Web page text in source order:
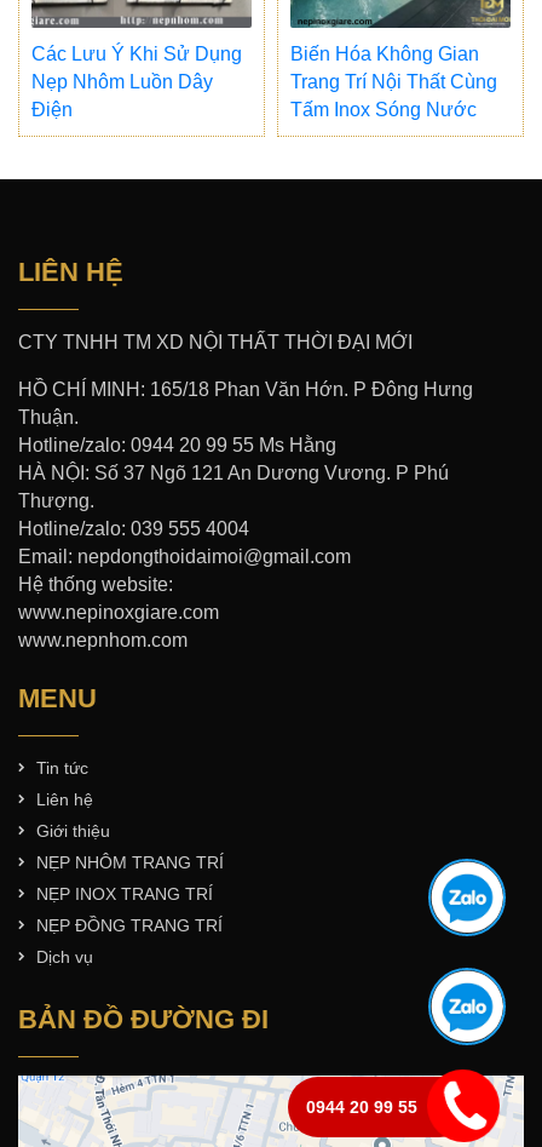
Các Lưu Ý Khi Sử Dụng
Nẹp Nhôm Luồn Dây
Điện
Biến Hóa Không Gian
Trang Trí Nội Thất Cùng
Tấm Inox Sóng Nước
LIÊN HỆ
CTY TNHH TM XD NỘI THẤT THỜI ĐẠI MỚI
HỒ CHÍ MINH: 165/18 Phan Văn Hớn. P Đông Hưng
Thuận.
Hotline/zalo: 0944 20 99 55 Ms Hằng
HÀ NỘI: Số 37 Ngõ 121 An Dương Vương. P Phú
Thượng.
Hotline/zalo: 039 555 4004
Email: nepdongthoidaimoi@gmail.com
Hệ thống website:
www.nepinoxgiare.com
www.nepnhom.com
MENU
Tin tức
Liên hệ
Giới thiệu
NẸP NHÔM TRANG TRÍ
NẸP INOX TRANG TRÍ
NẸP ĐỒNG TRANG TRÍ
Dịch vụ
BẢN ĐỒ ĐƯỜNG ĐI
0944 20 99 55